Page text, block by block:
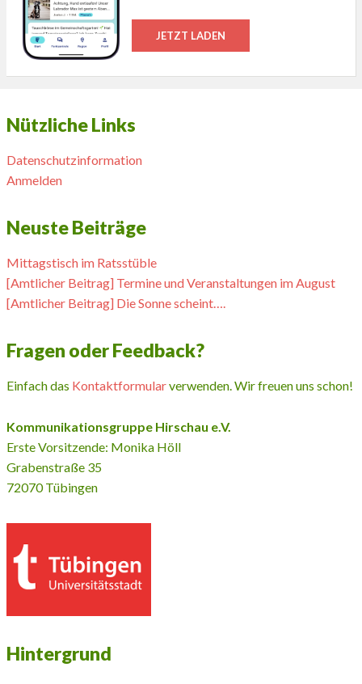
JETZT LADEN
Nützliche Links
Datenschutzinformation
Anmelden
Neuste Beiträge
Mittagstisch im Ratsstüble
[Amtlicher Beitrag] Termine und Veranstaltungen im August
[Amtlicher Beitrag] Die Sonne scheint….
Fragen oder Feedback?
Einfach das Kontaktformularverwenden. Wir freuen uns schon!
Kommunikationsgruppe Hirschau e.V.
Erste Vorsitzende: Monika Höll
Grabenstraße 35
72070 Tübingen
Hintergrund